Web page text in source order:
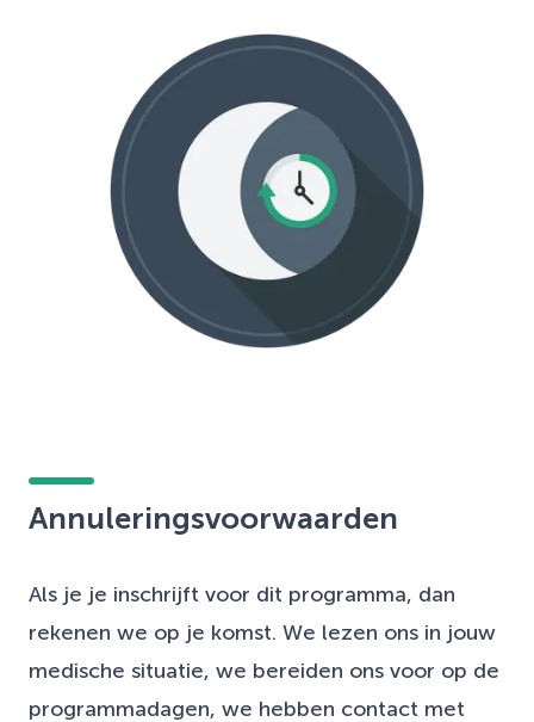
Annuleringsvoorwaarden
Als je je inschrijft voor dit programma, dan
rekenen we op je komst. We lezen ons in jouw
medische situatie, we bereiden ons voor op de
programmadagen, we hebben contact met